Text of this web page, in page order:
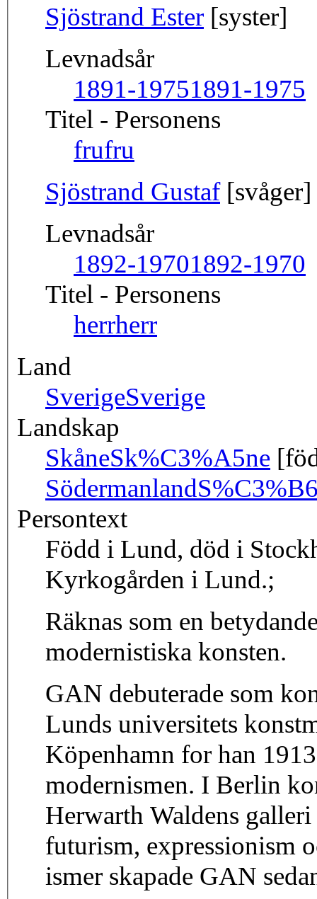
Sjöstrand Ester [syster]
Levnadsår
1891-19751891-1975
Titel - Personens
frufru
Sjöstrand Gustaf[svåger]
Levnadsår
1892-19701892-1970
Titel - Personens
herrherr
Land
SverigeSverige
Landskap
SkåneSk%C3%A5ne
Södermanland
Persontext
Född i Lund, död i
Kyrkogården i Lund.;
Räknas som en
modernistiska konsten.
GAN debuterade som
Lunds universitets
Köpenhamn for han
modernismen. I Berlin
Herwarth Waldens
futurism, expressionism
ismer skapade GAN